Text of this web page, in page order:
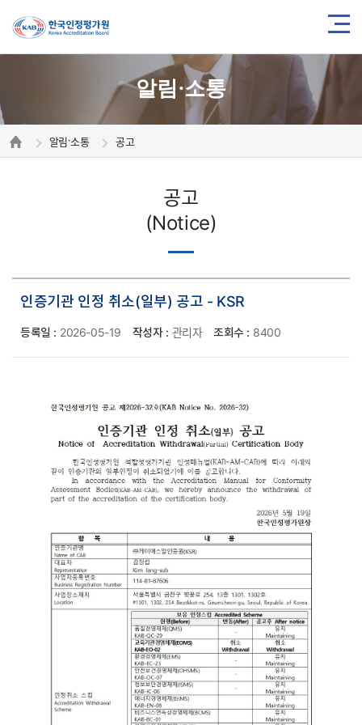
알림·소통
알림·소통 공고
공고
(Notice)
인증기관 인정 취소(일부) 공고 - KSR
등록일 : 2026-05-19 작성자 : 관리자 조회수 : 8400